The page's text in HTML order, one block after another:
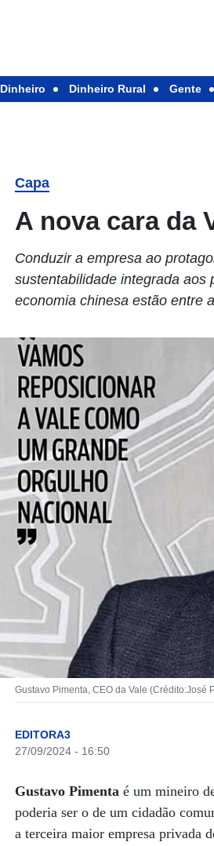
Dinheiro Dinheiro Rural Gente
Capa
A nova cara da
Conduzir a empresa ao
sustentabilidade integrada aos
economia chinesa estão entre
Gustavo Pimenta, CEO da Vale (Crédito:José
EDITORA3
27/09/2024 - 16:50
Gustavo Pimenta é um mineiro
poderia ser o de um cidadão
a terceira maior empresa privada